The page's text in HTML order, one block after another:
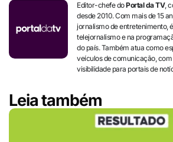
Editor-chefe doPortal da TV,
desde 2010. Com mais de 15
jornalismo de entretenimento,
telejornalismo e na
do país. Também atua como
veículos de comunicação,
visibilidade para portais de
Leia também